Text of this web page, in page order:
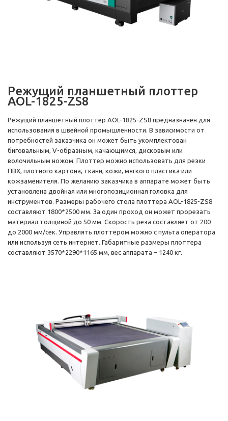
Режущий планшетный плоттер
AOL-1825-ZS8
Режущий планшетный плоттер AOL-1825-ZS8 предназначен для
использования в швейной промышленности. В зависимости от
потребностей заказчика он может быть укомплектован
биговальным, V-образным, качающимся, дисковым или
волочильным ножом. Плоттер можно использовать для резки
ПВХ, плотного картона, ткани, кожи, мягкого пластика или
кожзаменителя. По желанию заказчика в аппарате может быть
установлена двойная или многопозиционная головка для
инструментов. Размеры рабочего стола плоттера AOL-1825-ZS8
составляют 1800*2500 мм. За один проход он может прорезать
материал толщиной до 50 мм. Скорость реза составляет от 200
до 2000 мм/сек. Управлять плоттером можно с пульта оператора
или используя сеть интернет. Габаритные размеры плоттера
составляют 3570*2290*1165 мм, вес аппарата – 1240 кг.